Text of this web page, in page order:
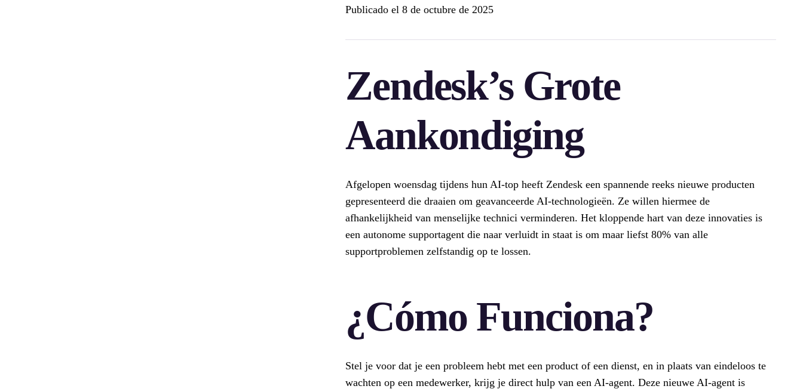
Publicado el 8 de octubre de 2025
Zendesk’s Grote
Aankondiging
Afgelopen woensdag tijdens hun AI-top heeft Zendesk een spannende reeks nieuwe producten
gepresenteerd die draaien om geavanceerde AI-technologieën. Ze willen hiermee de
afhankelijkheid van menselijke technici verminderen. Het kloppende hart van deze innovaties is
een autonome supportagent die naar verluidt in staat is om maar liefst 80% van alle
supportproblemen zelfstandig op te lossen.
¿Cómo Funciona?
Stel je voor dat je een probleem hebt met een product of een dienst, en in plaats van eindeloos te
wachten op een medewerker, krijg je direct hulp van een AI-agent. Deze nieuwe AI-agent is